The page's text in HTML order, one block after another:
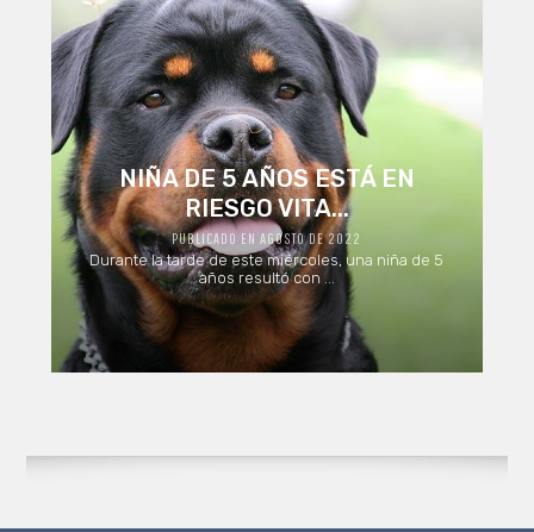
NIÑA DE 5 AÑOS ESTÁ EN
RIESGO VITA...
PUBLICADO EN AGOSTO DE 2022
Durante la tarde de este miércoles, una niña de 5
años resultó con ...